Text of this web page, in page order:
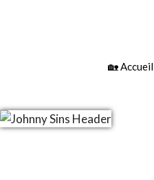
🏡 Accueil